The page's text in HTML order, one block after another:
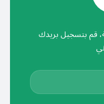
قم بتسجيل بريدك